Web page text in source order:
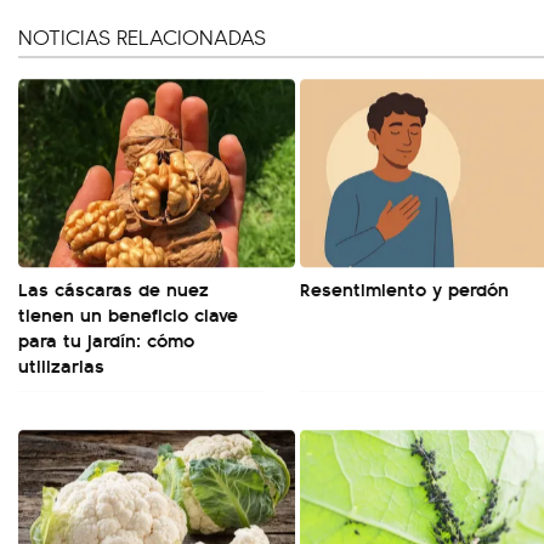
NOTICIAS RELACIONADAS
Las cáscaras de nuez
tienen un beneficio clave
para tu jardín: cómo
utilizarlas
Resentimiento y perdón